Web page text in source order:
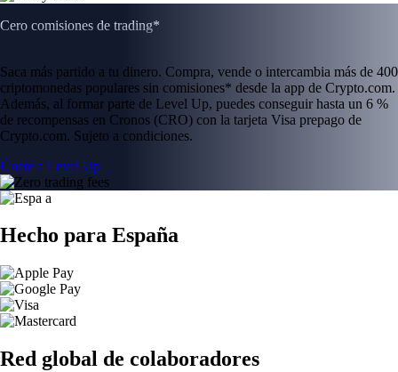
Cero comisiones de trading*
Saca más partido a tu dinero. Compra, vende o intercambia más de 400
criptomonedas populares sin comisiones* desde la app de Crypto.com.
Además, al formar parte de Level Up, puedes conseguir hasta un 6 %
de recompensas en Cronos (CRO) con la tarjeta Visa prepago de
Crypto.com. Sujeto a condiciones.
Únete a Level Up
Hecho para España
Red global de colaboradores